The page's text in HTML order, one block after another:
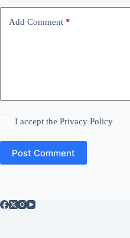
Add Comment *
I accept thePrivacy Policy
Post Comment